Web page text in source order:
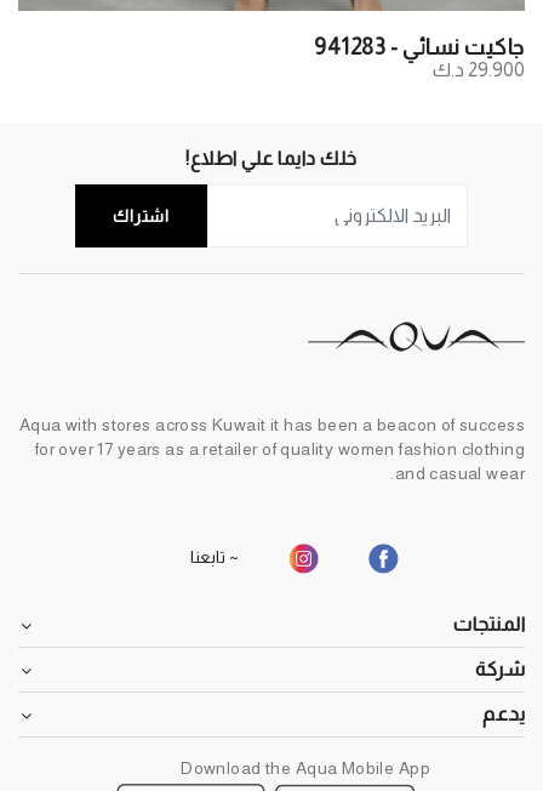
جاكيت نسائي - 941283
29.900 د.ك
خلك دايما علي اطلاع!
اشتراك
Aqua with stores across Kuwait it has been a beacon of success
for over 17 years as a retailer of quality women fashion clothing
and casual wear.
~ تابعنا
المنتجات
شركة
يدعم
Download the Aqua Mobile App